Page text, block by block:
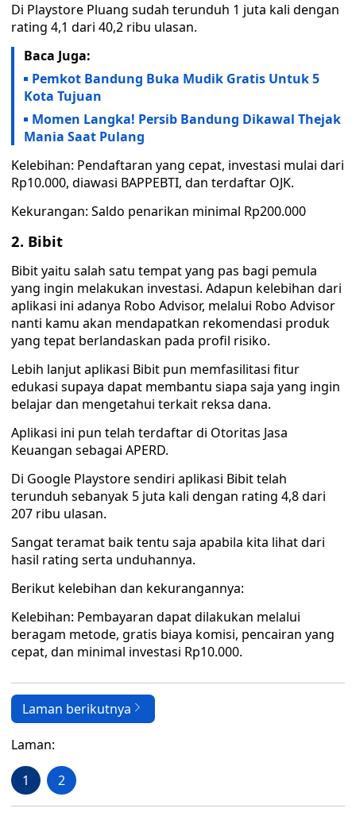
Di Playstore Pluang sudah terunduh 1 juta kali dengan
rating 4,1 dari 40,2 ribu ulasan.
Baca Juga:
Pemkot Bandung Buka Mudik Gratis Untuk 5
Kota Tujuan
Momen Langka! Persib Bandung Dikawal Thejak
Mania Saat Pulang
Kelebihan: Pendaftaran yang cepat, investasi mulai dari
Rp10.000, diawasi BAPPEBTI, dan terdaftar OJK.
Kekurangan: Saldo penarikan minimal Rp200.000
2. Bibit
Bibit yaitu salah satu tempat yang pas bagi pemula
yang ingin melakukan investasi. Adapun kelebihan dari
aplikasi ini adanya Robo Advisor, melalui Robo Advisor
nanti kamu akan mendapatkan rekomendasi produk
yang tepat berlandaskan pada profil risiko.
Lebih lanjut aplikasi Bibit pun memfasilitasi fitur
edukasi supaya dapat membantu siapa saja yang ingin
belajar dan mengetahui terkait reksa dana.
Aplikasi ini pun telah terdaftar di Otoritas Jasa
Keuangan sebagai APERD.
Di Google Playstore sendiri aplikasi Bibit telah
terunduh sebanyak 5 juta kali dengan rating 4,8 dari
207 ribu ulasan.
Sangat teramat baik tentu saja apabila kita lihat dari
hasil rating serta unduhannya.
Berikut kelebihan dan kekurangannya:
Kelebihan: Pembayaran dapat dilakukan melalui
beragam metode, gratis biaya komisi, pencairan yang
cepat, dan minimal investasi Rp10.000.
Laman berikutnya
Laman:
1 2